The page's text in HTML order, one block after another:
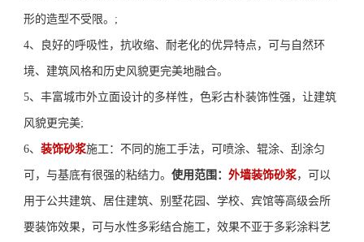
形的造型不受限。 ;
4、良好的呼吸性，抗收缩、耐老化的优异特点，可与自然环
境、建筑风格和历史风貌更完美地融合。
5、丰富城市外立面设计的多样性，色彩古朴装饰性强，让建筑
风貌更完美;
6、 装饰砂浆施工：不同的施工手法，可喷涂、辊涂、刮涂匀
可，与基底有很强的粘结力。 使用范围： 外墙装饰砂浆，可以
用于公共建筑、居住建筑、别墅花园、学校、宾馆等高级会所
要装饰效果，可与水性多彩结合施工，效果不亚于多彩涂料艺